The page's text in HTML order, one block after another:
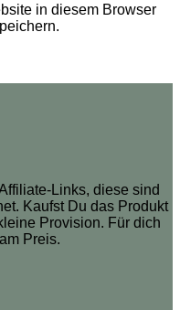
in diesem Browser
Links, diese sind
Kaufst Du das Produkt
Provision. Für dich
Preis.